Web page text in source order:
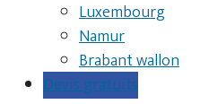
Luxembourg
Namur
Brabant wallon
Devis gratuits